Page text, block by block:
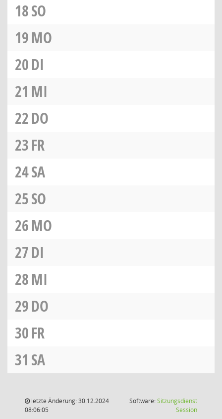
18SO
19MO
20DI
21 MI
22DO
23FR
24SA
25SO
26MO
27DI
28MI
29DO
30FR
31 SA
letzte Änderung: 30.12.2024
08:06:05
Software:Sitzungsdienst
Session(Wird in